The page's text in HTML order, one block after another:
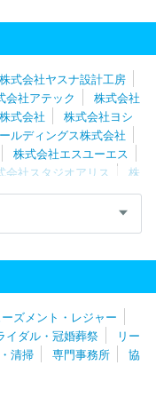
株式会社
グリーホー
ア
株式会社ベルパーク
株式会社ヤスナ設計工房
会社アテック
株式会社
式会社
株式会社ヨシ
ルディングス株式会社
株式会社エスユーエス
会社スタジオアリス
株
株式会社タナベコンサル
ディングス株式会社
ニッコンホールディング
リート
日揮ホールディ
サービス株式会社
株
パートナーズ
株式会
ズメント・レジャー
イダル・冠婚葬祭
リー
清掃 専門事務所
協